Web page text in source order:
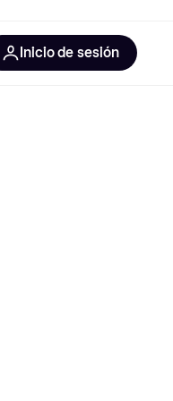
Inicio de sesión